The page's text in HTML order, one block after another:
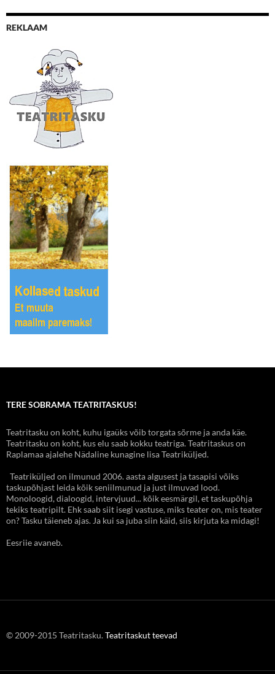
REKLAAM
TERE SOBRAMA TEATRITASKUS!
Teatritasku on koht, kuhu igaüks võib torgata sõrme ja anda käe.
Teatritasku on koht, kus elu saab kokku teatriga. Teatritaskus on
Raplamaa ajalehe Nädaline kunagine lisa Teatriküljed.
Teatriküljed on ilmunud 2006. aasta algusest ja tasapisi võiks
taskupõhjast leida kõik seniilmunud ja just ilmuvad lood.
Monoloogid, dialoogid, intervjuud... kõik eesmärgil, et taskupõhja
tekiks teatripilt. Ehk saab siit isegi vastuse, miks teater on, mis teater
on? Tasku täieneb ajas. Ja kui sa juba siin käid, siis kirjuta ka midagi!
Eesriie avaneb.
© 2009-2015 Teatritasku.Teatritaskut teevad